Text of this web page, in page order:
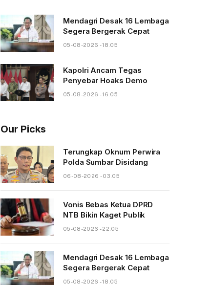
Mendagri Desak 16 Lembaga
Segera Bergerak Cepat
05-08-2026 - 18.05
Kapolri Ancam Tegas
Penyebar Hoaks Demo
05-08-2026 - 16.05
Our Picks
Terungkap Oknum Perwira
Polda Sumbar Disidang
06-08-2026 - 03.05
Vonis Bebas Ketua DPRD
NTB Bikin Kaget Publik
05-08-2026 - 22.05
Mendagri Desak 16 Lembaga
Segera Bergerak Cepat
05-08-2026 - 18.05